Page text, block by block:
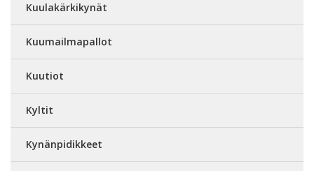
Kuulakärkikynät
Kuumailmapallot
Kuutiot
Kyltit
Kynänpidikkeet